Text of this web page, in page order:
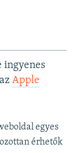
ingyenes
Apple
egyes
érhetők